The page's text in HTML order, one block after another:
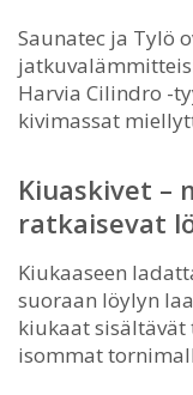
Saunatec ja Tylö
Harvia Cilindro -
kivimassat
Kiuaskivet –
ratkaisevat
Kiukaaseen
suoraan löylyn
kiukaat sisältävät
isommat